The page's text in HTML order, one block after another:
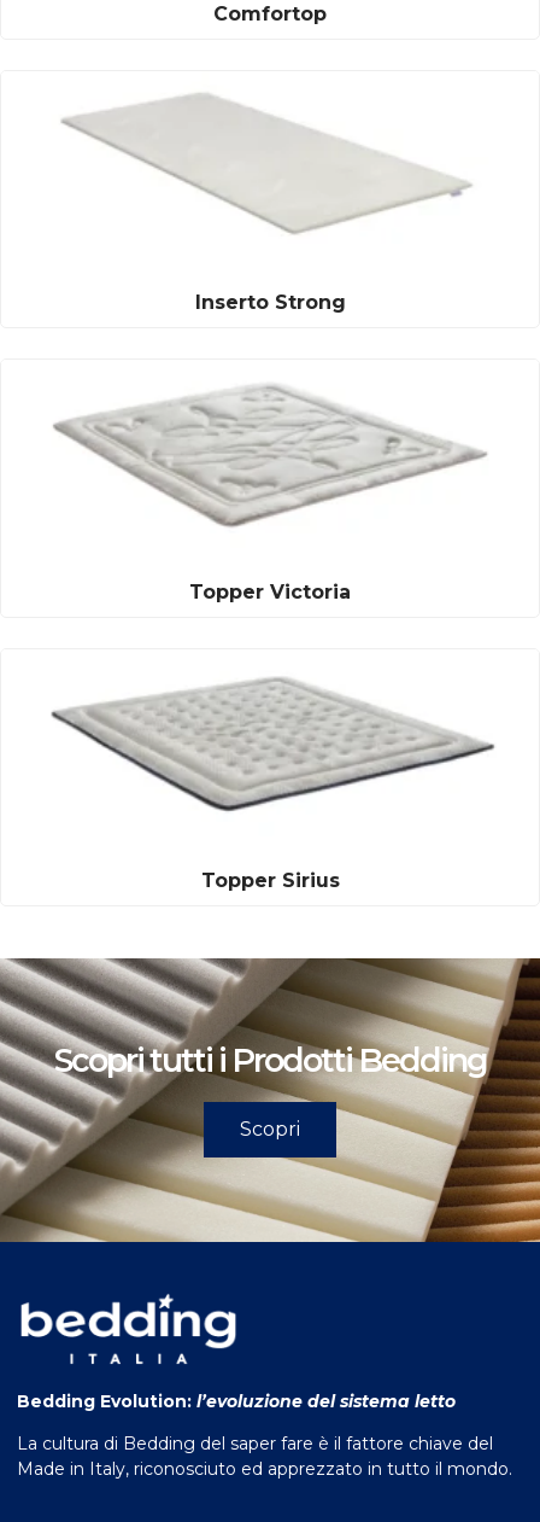
Comfortop
Inserto Strong
Topper Victoria
Topper Sirius
Scopri tutti i Prodotti Bedding
Scopri
Bedding Evolution: l’evoluzione del sistema letto
La cultura di Bedding del saper fare è il fattore chiave del
Made in Italy, riconosciuto ed apprezzato in tutto il mondo.